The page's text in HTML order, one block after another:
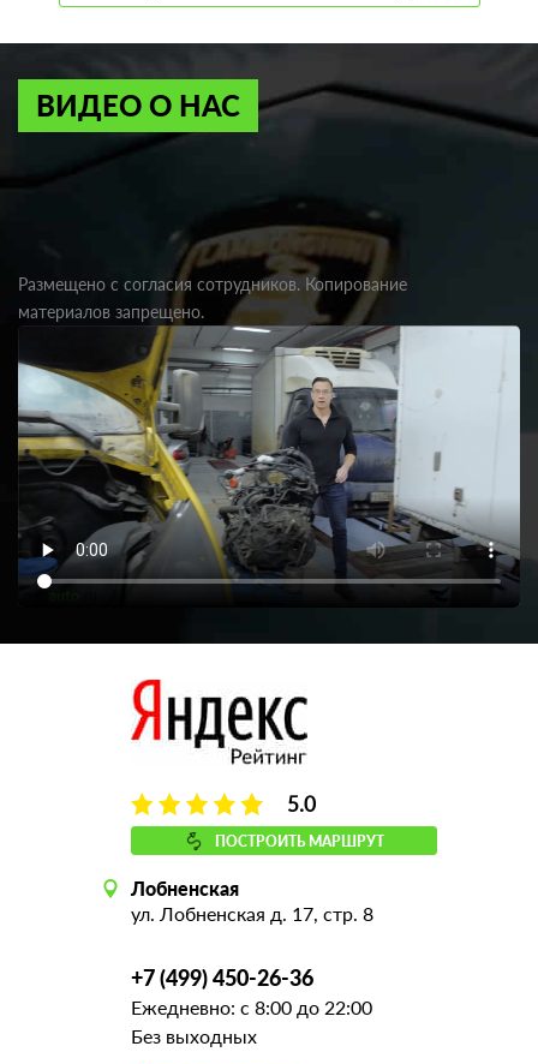
ВИДЕО О НАС
Размещено с согласия сотрудников. Копирование
материалов запрещено.
5.0
ПОСТРОИТЬ МАРШРУТ
Лобненская
ул. Лобненская д. 17, стр. 8
+7 (499) 450-26-36
Ежедневно: с 8:00 до 22:00
Без выходных